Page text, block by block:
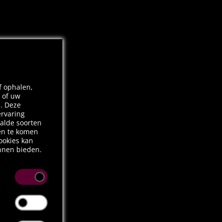
ophalen,
of uw
Deze
soorten
te komen
kan
bieden.
een reactie